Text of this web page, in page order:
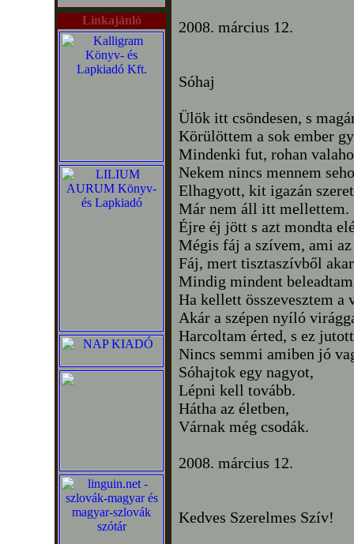
Linkajánló 2008. március 12.
Sóhaj
Ülök itt csöndesen, s
Körülöttem a sok ember
Mindenki fut, rohan
Nekem nincs mennem
Elhagyott, kit igazán
Már nem áll itt mellettem.
Éjre éj jött s azt mondta
Mégis fáj a szívem, ami az
Fáj, mert tisztaszívből
Mindig mindent
Ha kellett összevesztem a
Akár a szépen nyíló
Harcoltam érted, s ez
Nincs semmi amiben jó
Sóhajtok egy nagyot,
Lépni kell tovább.
Hátha az életben,
Várnak még csodák.
2008. március 12.
Kedves Szerelmes Szív!